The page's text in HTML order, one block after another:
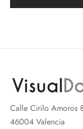
Calle Cirilo Amoros
46004 Valencia